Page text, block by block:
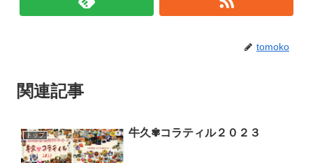
tomoko
関連記事
トップ 牛久✾コラティル２０２３